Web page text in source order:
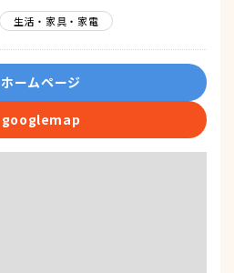
生活・家具・家電
ホームページ
googlemap